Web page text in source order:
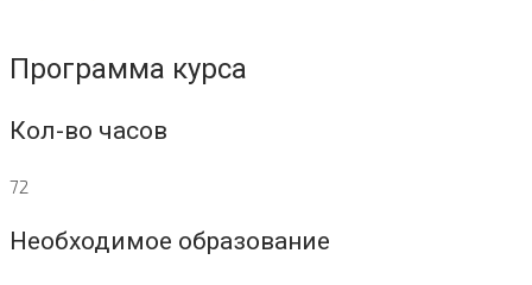
Программа курса
Кол-во часов
72
Необходимое образование